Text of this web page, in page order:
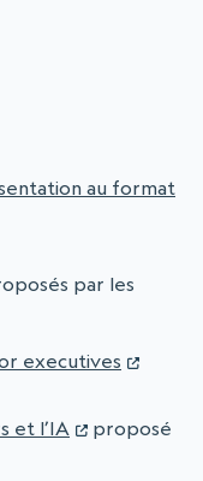
au format
par les
executives
et l’IA
proposé